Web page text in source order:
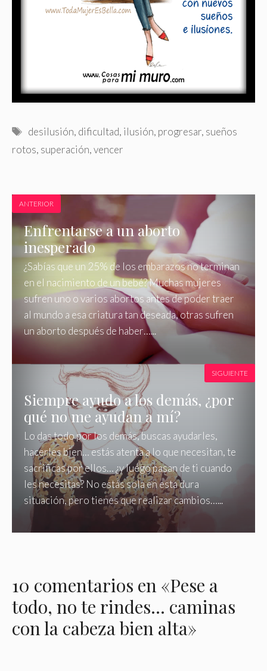
Etiquetas
desilusión, dificultad, ilusión, progresar, sueños
rotos, superación,vencer
ANTERIOR
Enfrentarse a un aborto
inesperado
¿Sabías que un 25% de los embarazos no terminan
en el nacimiento de un bebé? Muchas mujeres
sufren uno o varios abortos antes de poder traer
al mundo a esa criatura tan deseada, otras sufren
un aborto después de haber…...
Siempre ayudo a los demás, ¿por
qué no me ayudan a mí?
Lo das todo por los demás, buscas ayudarles,
hacerles bien… estás atenta a lo que necesitan, te
sacrificas por ellos… ¿y luego pasan de ti cuando
les necesitas? No estás sola en esta dura
situación, pero tienes que realizar cambios…...
SIGUIENTE
10 comentarios en «Pese a
todo, no te rindes… caminas
con la cabeza bien alta»